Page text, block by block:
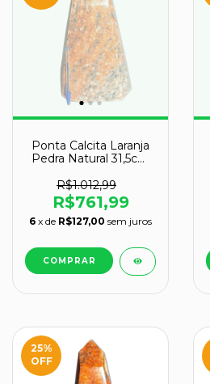
Ponta Calcita Laranja
Pedra Natural 31,5cm
R$1.012,99
R$761,99
6 x de R$127,00 sem juros
25%
OFF